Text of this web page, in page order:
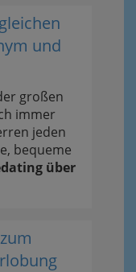
und
großen
immer
jeden
bequeme
über